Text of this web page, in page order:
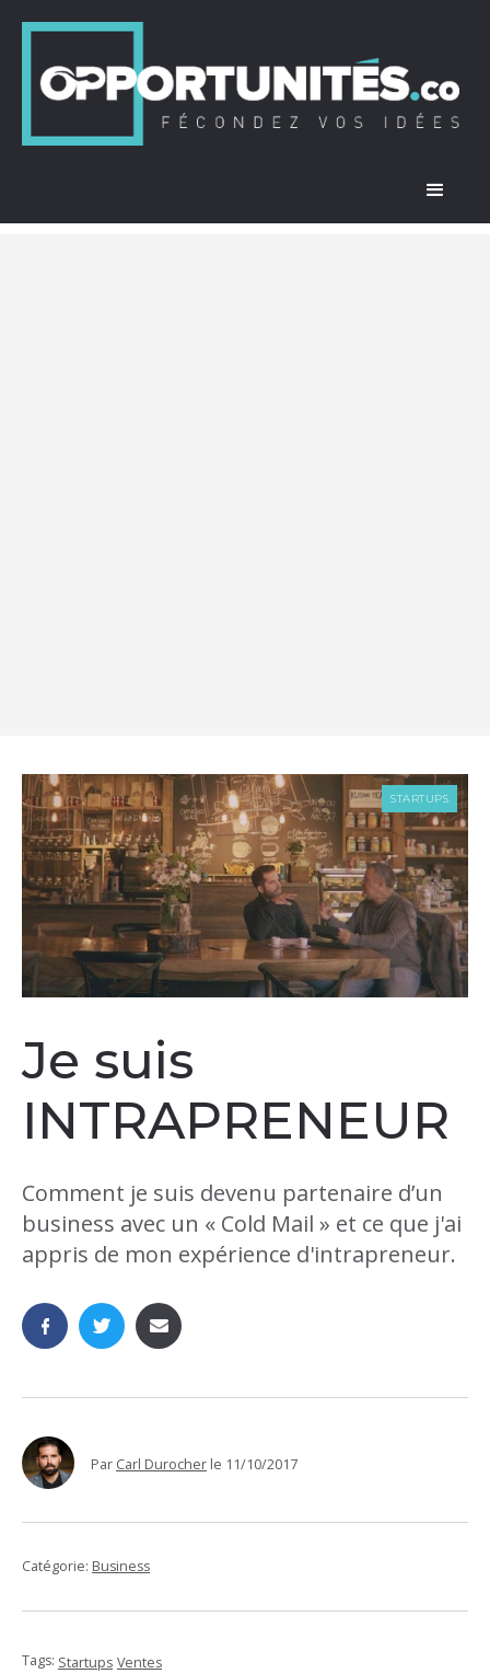
STARTUPS
Je suis
INTRAPRENEUR
Comment je suis devenu partenaire d’un
business avec un « Cold Mail » et ce que j'ai
appris de mon expérience d'intrapreneur.
Par Carl Durocher le 11/10/2017
Catégorie: Business
Tags: Startups Ventes